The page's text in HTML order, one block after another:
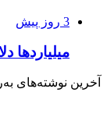
3 روز پیش
میلیاردها
آخرین نوشته‌های‌